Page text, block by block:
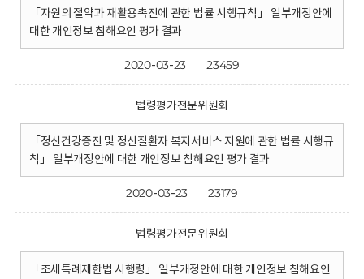
「자원의 절약과 재활용촉진에 관한 법률 시행규칙」 일부개정안에
대한 개인정보 침해요인 평가 결과
2020-03-23 23459
법령평가전문위원회
「정신건강증진 및 정신질환자 복지서비스 지원에 관한 법률 시행규
칙」 일부개정안에 대한 개인정보 침해요인 평가 결과
2020-03-23 23179
법령평가전문위원회
「조세특례제한법 시행령」 일부개정안에 대한 개인정보 침해요인